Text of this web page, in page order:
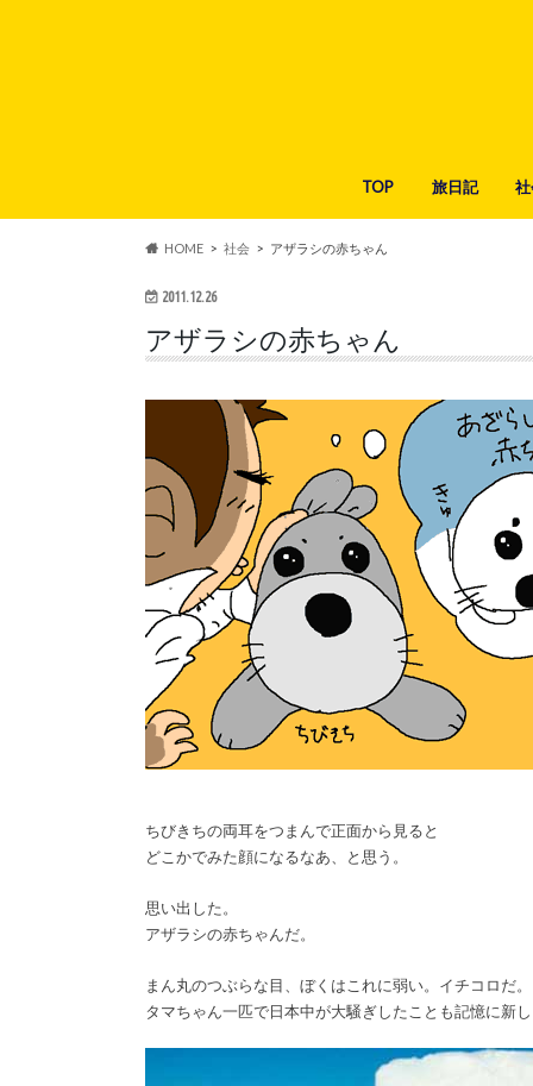
TOP 旅日記
HOME 社会 アザラシの赤ちゃん
2011.12.26
アザラシの赤ちゃん
ちびきちの両耳をつまんで正面から見ると
どこかでみた顔になるなあ、と思う。
思い出した。
アザラシの赤ちゃんだ。
まん丸のつぶらな目、ぼくはこれに弱い。イチコロだ。
タマちゃん一匹で日本中が大騒ぎしたことも記憶に新